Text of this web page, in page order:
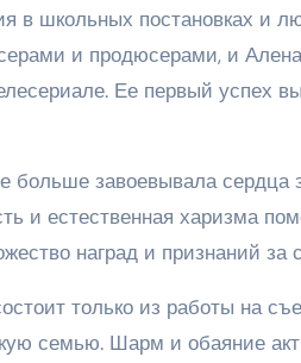
в школьных постановках и
и продюсерами, и
Ее первый успех
завоевывала сердца
и естественная харизма
наград и признаний за
только из работы на
семью. Шарм и обаяние